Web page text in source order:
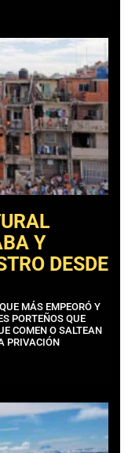
Y
DESDE
MÁS EMPEORÓ Y
PORTEÑOS QUE
COMEN O SALTEAN
PRIVACIÓN